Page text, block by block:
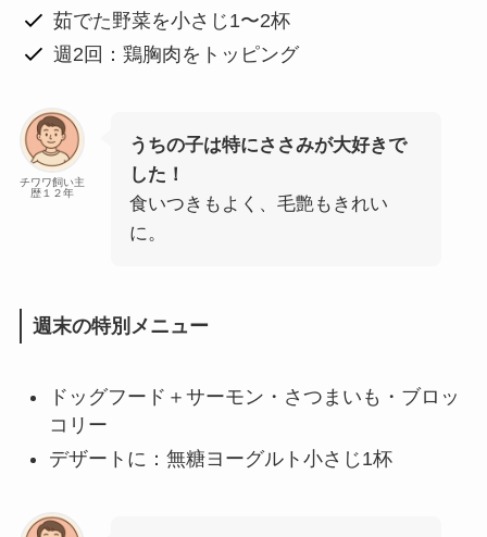
茹でた野菜を小さじ1〜2杯
週2回：鶏胸肉をトッピング
チワワ飼い主
歴１２年
うちの子は特にささみが大好きで
した！
食いつきもよく、毛艶もきれい
に。
週末の特別メニュー
ドッグフード＋サーモン・さつまいも・ブロッ
コリー
デザートに：無糖ヨーグルト小さじ1杯